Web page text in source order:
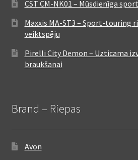
CST CM-NK01 – Mūsdienīga
Maxxis MA-ST3 – Sport-touring
veiktspēju
Pirelli City Demon – Uzticama
braukšanai
Brand – Riepas
Avon